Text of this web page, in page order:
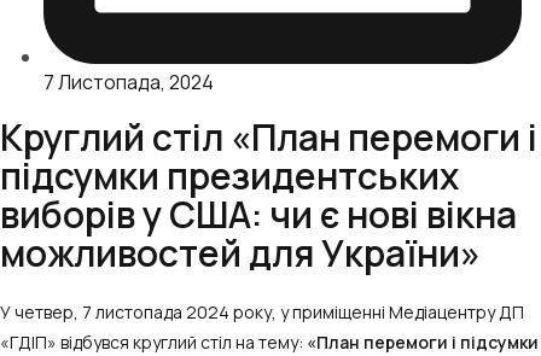
7 Листопада, 2024
Круглий стіл «План перемоги і
підсумки президентських
виборів у США: чи є нові вікна
можливостей для України»
У четвер, 7 листопада 2024 року, у приміщенні Медіацентру ДП
«ГДІП» відбувся круглий стіл на тему: «План перемоги і підсумки